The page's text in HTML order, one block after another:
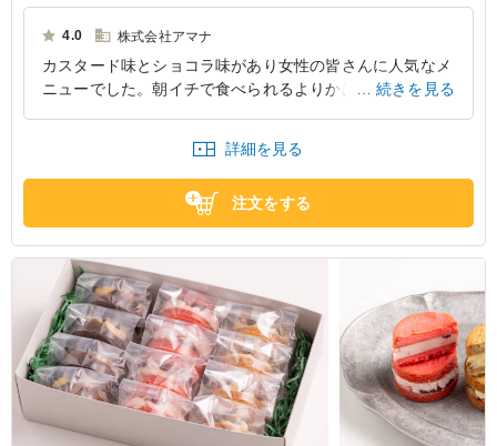
外はサクッと中はしっとりとしたパイが楽しめ、ロケ現場のおやつや、差
し入れにもおすすめです。
※小分け包装でのお届けです。
※保冷剤をお付けしますが、冷蔵庫で保管するとより美味しくお召し上が
4.0 株式会社アマナ
カスタード味とショコラ味があり女性の皆さんに人気なメ
ニューでした。朝イチで食べられるよりかは、午後のおや
東京都江東区有明2026/06/10
続きを見る
詳細を見る
注文をする